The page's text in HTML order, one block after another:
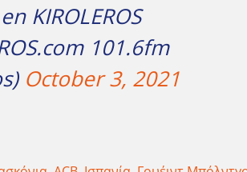
KIROLEROS
101.6fm
October 3, 2021